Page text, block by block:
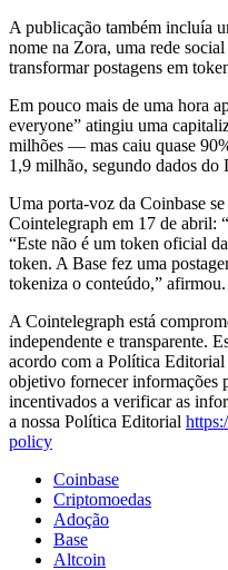
A publicação também incluía
nome na Zora, uma rede
transformar postagens em
Em pouco mais de uma hora
everyone” atingiu uma
milhões — mas caiu quase
1,9 milhão, segundo dados do
Uma porta-voz da Coinbase
Cointelegraph em 17 de abril:
“Este não é um token oficial
token. A Base fez uma
tokeniza o conteúdo,” afirmou.
A Cointelegraph está
independente e transparente.
acordo com a Política
objetivo fornecer informações
incentivados a verificar as
a nossa Política Editorial
policy
Coinbase
Criptomoedas
Adoção
Base
Altcoin